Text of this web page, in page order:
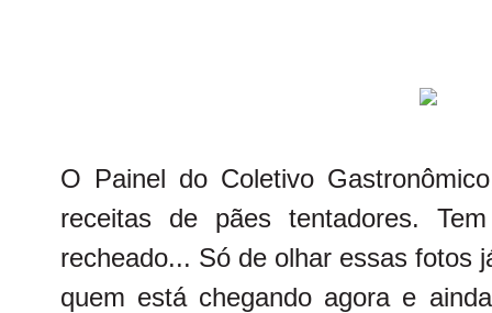
O Painel do Coletivo
receitas de pães tentadores.
recheado... Só de olhar essas fotos
quem está chegando agora e